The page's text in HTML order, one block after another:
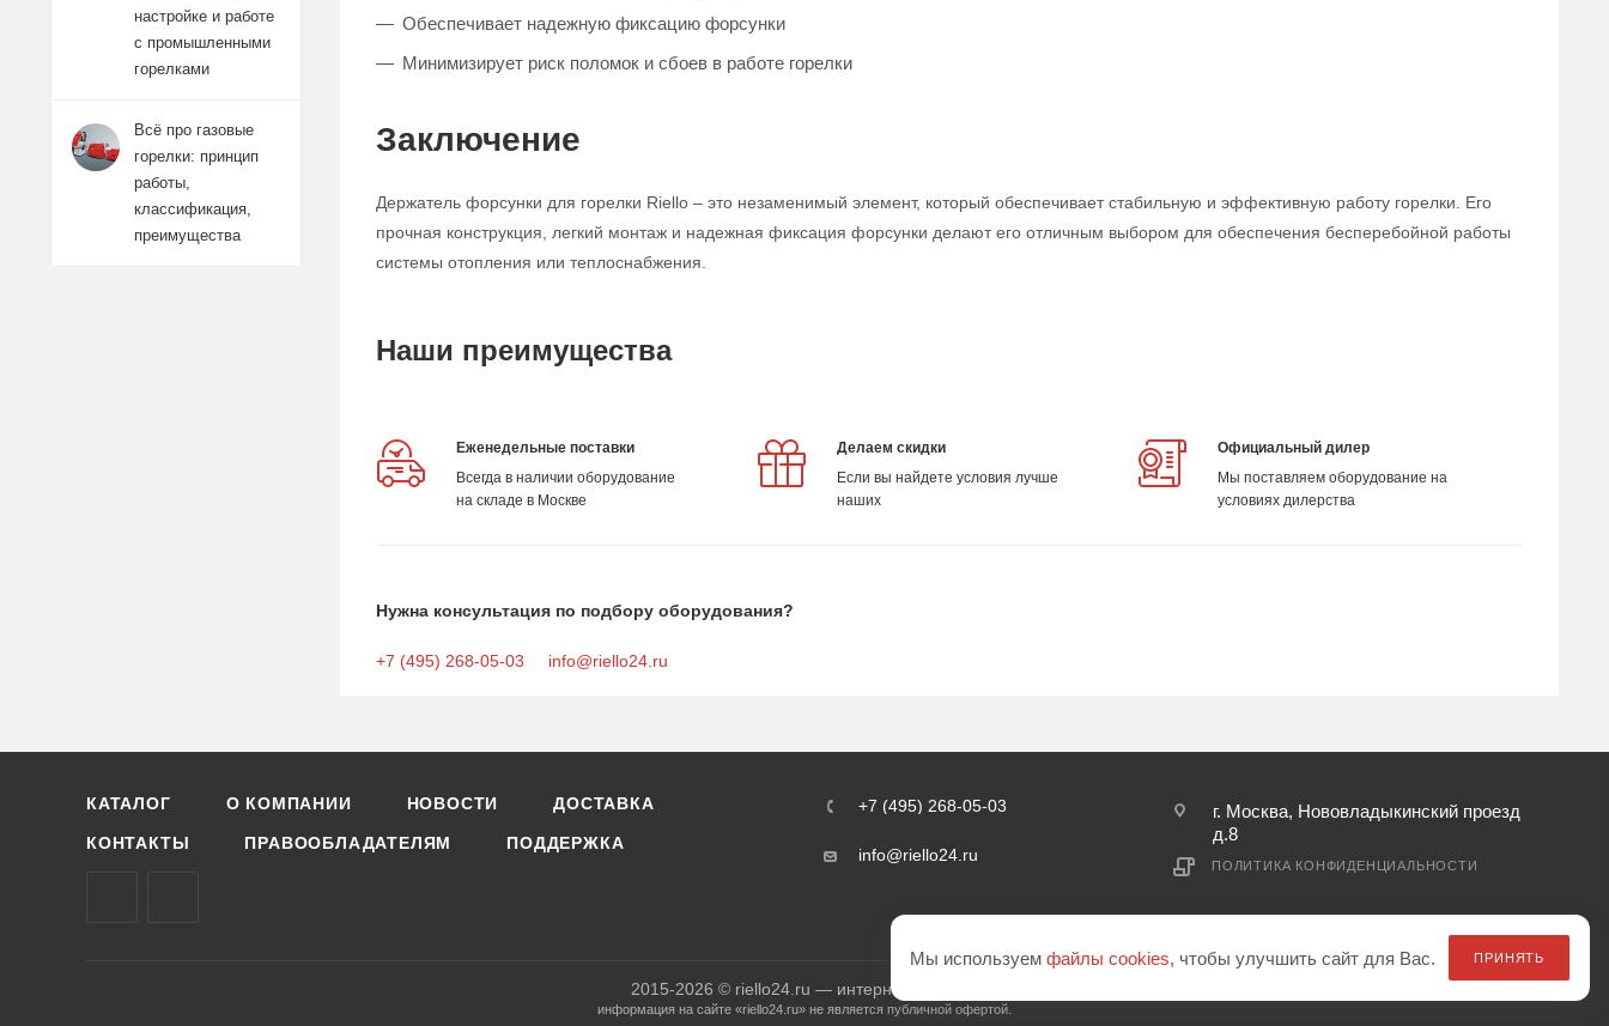
Обеспечивает надежную фиксацию форсунки
Минимизирует риск поломок и сбоев в работе горелки
Заключение
Держатель форсунки для горелки Riello – это незаменимый элемент, который обеспечивает стабильную и эффективную работу горелки. Его
прочная конструкция, легкий монтаж и надежная фиксация форсунки делают его отличным выбором для обеспечения бесперебойной работы
системы отопления или теплоснабжения.
Наши преимущества
Еженедельные поставки
Всегда в наличии оборудование
на складе в Москве
Делаем скидки
Если вы найдете условия лучше
наших
Официальный дилер
Мы поставляем оборудование на
условиях дилерства
Нужна консультация по подбору оборудования?
+7 (495) 268-05-03 info@riello24.ru
настройке и работе
с промышленными
горелками
Всё про газовые
горелки: принцип
работы,
классификация,
преимущества
КАТАЛОГ О КОМПАНИИ НОВОСТИ ДОСТАВКА
КОНТАКТЫ ПРАВООБЛАДАТЕЛЯМ ПОДДЕРЖКА
+7 (495) 268-05-03
info@riello24.ru
г. Москва, Нововладыкинский проезд
д.8
ПОЛИТИКА КОНФИДЕНЦИАЛЬНОСТИ
2015-2026 © riello24.ru — интернет-магазин
информация на сайте «riello24.ru» не является публичной офертой.
Мы используемфайлы cookies, чтобы улучшить сайт для Вас. ПРИНЯТЬ